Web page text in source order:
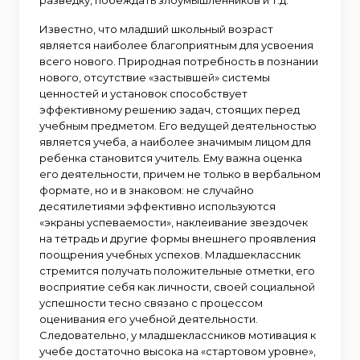
Известно, что младший школьный возраст
является наиболее благоприятным для усвоения
всего нового. Природная потребность в познании
нового, отсутствие «застывшей» системы
ценностей и установок способствует
эффективному решению задач, стоящих перед
учебным предметом. Его ведущей деятельностью
является учеба, а наиболее значимым лицом для
ребенка становится учитель. Ему важна оценка
его деятельности, причем не только в вербальном
формате, но и в знаковом: не случайно
десятилетиями эффективно используются
«экраны успеваемости», наклеивание звездочек
на тетрадь и другие формы внешнего проявления
поощрения учебных успехов. Младшеклассник
стремится получать положительные отметки, его
восприятие себя как личности, своей социальной
успешности тесно связано с процессом
оценивания его учебной деятельности.
Следовательно, у младшеклассников мотивация к
учебе достаточно высока на «стартовом уровне»,